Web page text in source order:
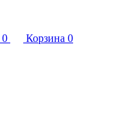
0 Корзина 0